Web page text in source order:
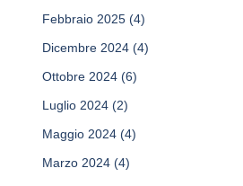
Febbraio 2025 (4)
Dicembre 2024 (4)
Ottobre 2024 (6)
Luglio 2024 (2)
Maggio 2024 (4)
Marzo 2024 (4)